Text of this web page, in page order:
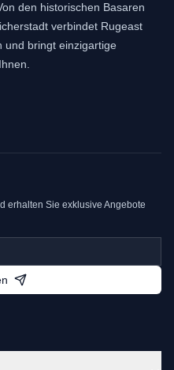
den historischen Basaren
verbindet Rugeast
und bringt einzigartige
erhalten Sie exklusive Angebote